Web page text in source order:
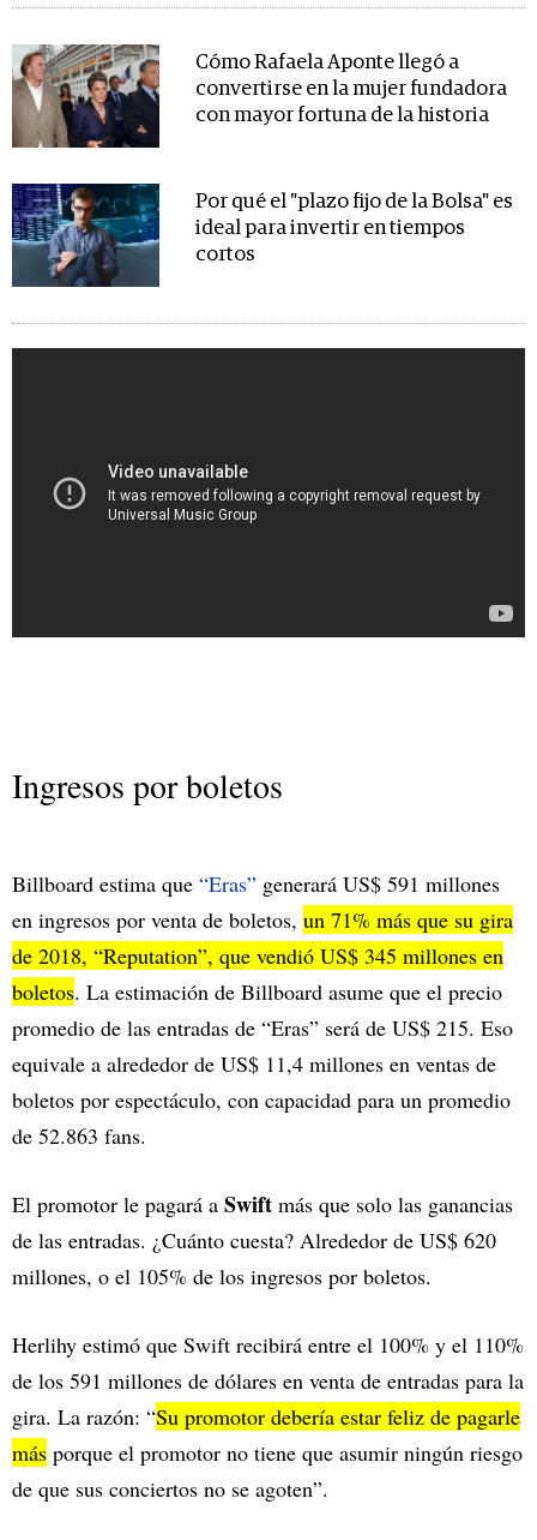
Cómo Rafaela Aponte llegó a
convertirse en la mujer fundadora
con mayor fortuna de la historia
Por qué el "plazo fijo de la Bolsa" es
ideal para invertir en tiempos
cortos
Ingresos por boletos
Billboard estima que “Eras” generará US$ 591 millones
en ingresos por venta de boletos, un 71% más que su gira
de 2018, “Reputation”, que vendió US$ 345 millones en
boletos. La estimación de Billboard asume que el precio
promedio de las entradas de “Eras” será de US$ 215. Eso
equivale a alrededor de US$ 11,4 millones en ventas de
boletos por espectáculo, con capacidad para un promedio
de 52.863 fans.
El promotor le pagará a Swift más que solo las ganancias
de las entradas. ¿Cuánto cuesta? Alrededor de US$ 620
millones, o el 105% de los ingresos por boletos.
Herlihy estimó que Swift recibirá entre el 100% y el 110%
de los 591 millones de dólares en venta de entradas para la
gira. La razón: “Su promotor debería estar feliz de pagarle
más porque el promotor no tiene que asumir ningún riesgo
de que sus conciertos no se agoten”.